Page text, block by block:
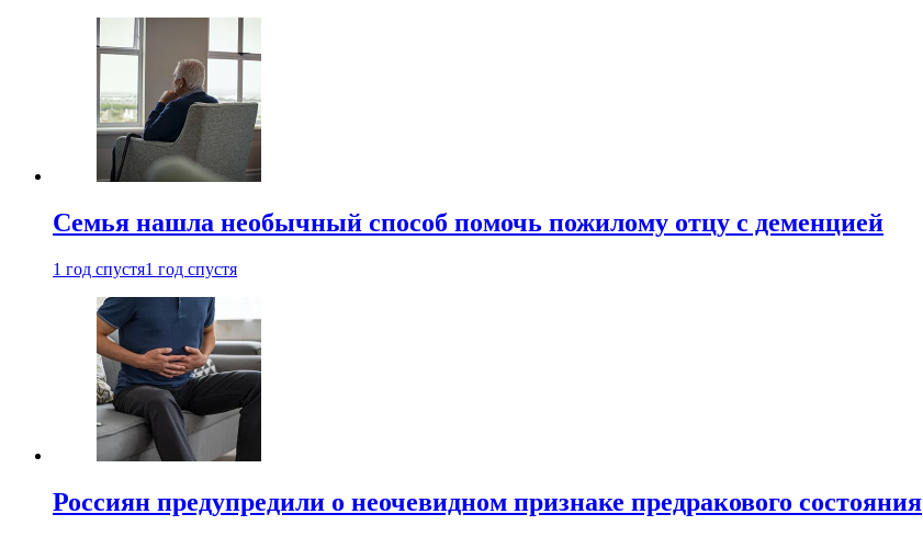
Семья нашла необычный способ помочь пожилому отцу с деменцией
1 год спустя1 год спустя
Россиян предупредили о неочевидном признаке предракового состояния